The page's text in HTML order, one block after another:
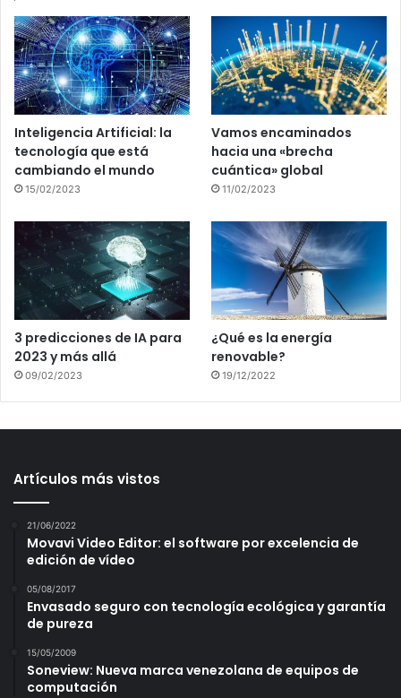
Inteligencia Artificial: la
tecnología que está
cambiando el mundo
15/02/2023
Vamos encaminados
hacia una «brecha
cuántica» global
11/02/2023
3 predicciones de IA para
2023 y más allá
09/02/2023
¿Qué es la energía
renovable?
19/12/2022
Artículos más vistos
21/06/2022
Movavi Video Editor: el software por excelencia de
edición de vídeo
05/08/2017
Envasado seguro con tecnología ecológica y garantía
de pureza
15/05/2009
Soneview: Nueva marca venezolana de equipos de
computación